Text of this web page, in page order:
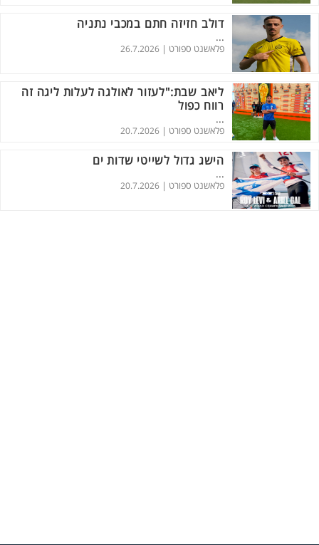
דולב חזיזה חתם במכבי נתניה
...
פלאשנט ספורט | 26.7.2026
ליאב שבת:"לעזור לאולגה לעלות ליגה זה
רווח כפול
...
פלאשנט ספורט | 20.7.2026
הישג גדול לשייטי שדות ים
...
פלאשנט ספורט | 20.7.2026